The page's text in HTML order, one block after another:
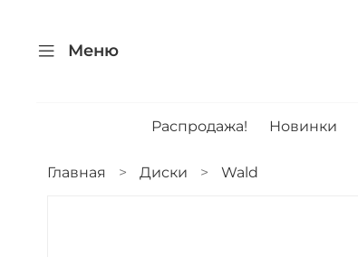
Меню
Распродажа! Новинки
Главная Диски Wald